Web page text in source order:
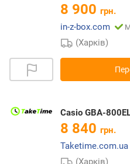
8 900 грн.
in-z-box.com
(Харків)
Casio GBA-
8 840 грн.
Taketime.com.ua
(Харків)